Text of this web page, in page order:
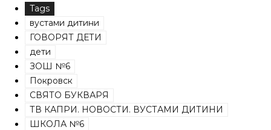
Tags
вустами дитини
ГОВОРЯТ ДЕТИ
дети
ЗОШ №6
Покровск
СВЯТО БУКВАРЯ
ТВ КАПРИ. НОВОСТИ. ВУСТАМИ ДИТИНИ
ШКОЛА №6